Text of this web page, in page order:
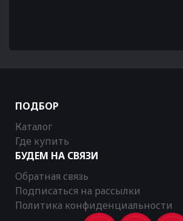
ПОДБОР
Каталог
Где купить
БУДЕМ НА СВЯЗИ
Обратная связь
Подписаться на рассылки
Политика конфиденциальности